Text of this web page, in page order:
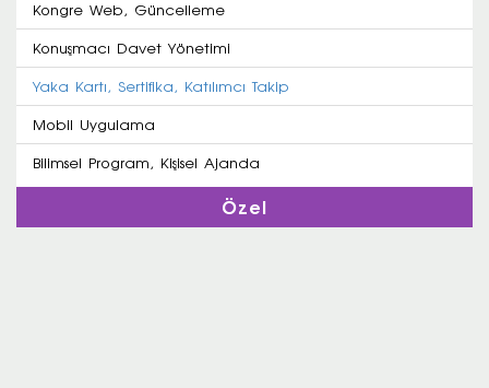
Kongre Web, Güncelleme
Konuşmacı Davet Yönetimi
Yaka Kartı, Sertifika, Katılımcı Takip
Mobil Uygulama
Bilimsel Program, Kişisel Ajanda
Özel